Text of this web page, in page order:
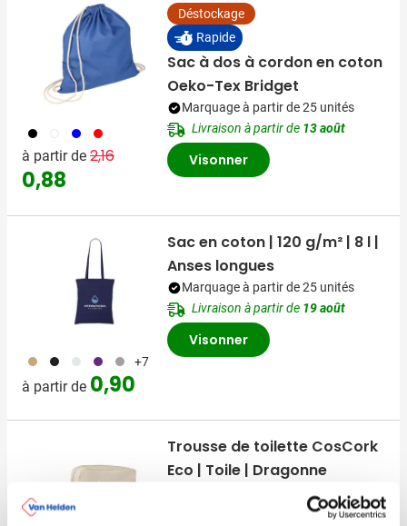
001 002 005 008
à partir de Prix normal
2,16 Prix spécial
0,88
Déstockage
Rapide
Sac à dos à cordon en coton
Oeko-Tex Bridget
Marquage à partir de 25 unités
Livraison à partir de 13 août
Visonner
011 001 002 024 003 +7
à partir de 0,90
Sac en coton | 120 g/m² | 8 l |
Anses longues
Marquage à partir de 25 unités
Livraison à partir de 19 août
Visonner
Trousse de toilette CosCork
Eco | Toile | Dragonne
Marquage à partir de 10 unités
19 août